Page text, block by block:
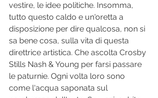
vestire, le idee politiche. Insomma,
tutto questo caldo e un'oretta a
disposizione per dire qualcosa, non si
sa bene cosa, sulla vita di questa
direttrice artistica. Che ascolta Crosby
Stills Nash & Young per farsi passare
le paturnie. Ogni volta loro sono
come l'acqua saponata sul